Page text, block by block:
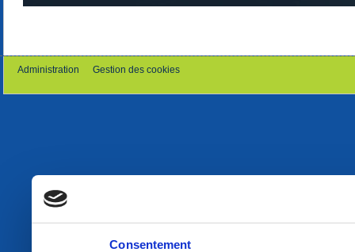
Consentement
Administration Gestion des cookies